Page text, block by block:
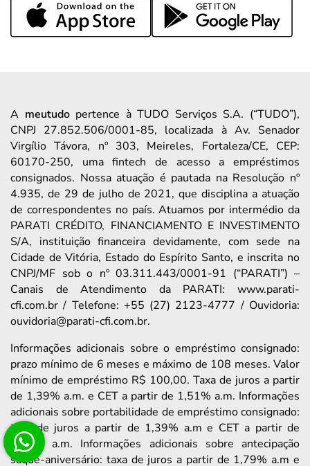
A meutudopertence à TUDO Serviços S.A. (“TUDO”),
CNPJ 27.852.506/0001-85, localizada à Av. Senador
Virgílio Távora, nº 303, Meireles, Fortaleza/CE, CEP:
60170-250, uma fintech de acesso a empréstimos
consignados. Nossa atuação é pautada na Resolução nº
4.935, de 29 de julho de 2021, que disciplina a atuação
de correspondentes no país. Atuamos por intermédio da
PARATI CRÉDITO, FINANCIAMENTO E INVESTIMENTO
S/A, instituição financeira devidamente, com sede na
Cidade de Vitória, Estado do Espírito Santo, e inscrita no
CNPJ/MF sob o nº 03.311.443/0001-91 (“PARATI”) –
Canais de Atendimento da PARATI: www.parati-
cfi.com.br / Telefone: +55 (27) 2123-4777 / Ouvidoria:
ouvidoria@parati-cfi.com.br.
Informações adicionais sobre o empréstimo consignado:
prazo mínimo de 6 meses e máximo de 108 meses. Valor
mínimo de empréstimo R$ 100,00. Taxa de juros a partir
de 1,39% a.m. e CET a partir de 1,51% a.m. Informações
adicionais sobre portabilidade de empréstimo consignado:
taxa de juros a partir de 1,39% a.m e CET a partir de
1,63% a.m. Informações adicionais sobre antecipação
saque-aniversário: taxa de juros a partir de 1,79% a.m e